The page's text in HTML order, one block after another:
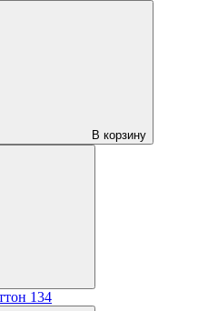
В корзину